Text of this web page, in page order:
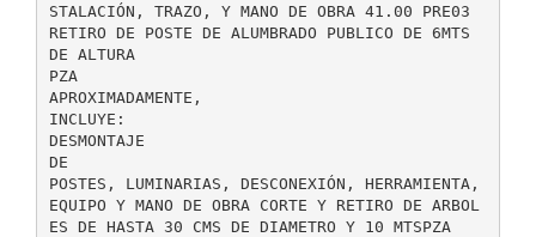
STALACIÓN, TRAZO, Y MANO DE OBRA 41.00 PRE03
RETIRO DE POSTE DE ALUMBRADO PUBLICO DE 6MTS
DE ALTURA
PZA
APROXIMADAMENTE,
INCLUYE:
DESMONTAJE
DE
POSTES, LUMINARIAS, DESCONEXIÓN, HERRAMIENTA,
EQUIPO Y MANO DE OBRA CORTE Y RETIRO DE ARBOL
ES DE HASTA 30 CMS DE DIAMETRO Y 10 MTSPZA